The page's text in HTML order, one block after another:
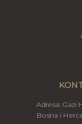
Adresa: Gazi
Bosna i